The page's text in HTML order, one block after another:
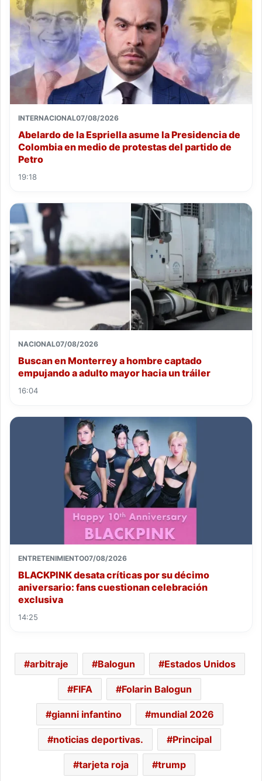
INTERNACIONAL07/08/2026
Abelardo de la Espriella asume la Presidencia de
Colombia en medio de protestas del partido de
Petro
19:18
NACIONAL07/08/2026
Buscan en Monterrey a hombre captado
empujando a adulto mayor hacia un tráiler
16:04
ENTRETENIMIENTO07/08/2026
BLACKPINK desata críticas por su décimo
aniversario: fans cuestionan celebración
exclusiva
14:25
arbitraje Balogun Estados Unidos
FIFA Folarin Balogun
gianni infantino mundial 2026
noticias deportivas. Principal
tarjeta roja trump